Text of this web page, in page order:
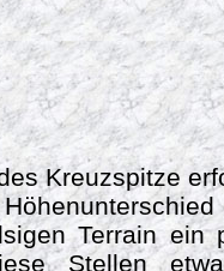
Kreuzspitze
Terrain ein
Stellen